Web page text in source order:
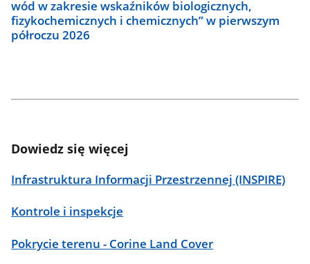
wód w zakresie wskaźników biologicznych,
fizykochemicznych i chemicznych” w pierwszym
półroczu 2026
Dowiedz się więcej
Infrastruktura Informacji Przestrzennej (INSPIRE)
Kontrole i inspekcje
Pokrycie terenu - Corine Land Cover